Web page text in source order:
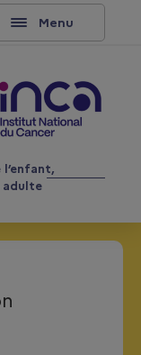
adulte
Menu